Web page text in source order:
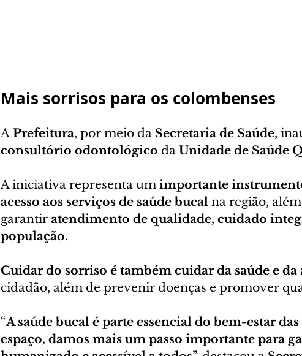
Mais sorrisos para os colombenses
A Prefeitura, por meio da Secretaria de Saúde,
consultório odontológico da Unidade de Saúde
A iniciativa representa um importante
acesso aos serviços de saúde bucal na região,
garantir atendimento de qualidade, cuidado
população.
Cuidar do sorriso é também cuidar da saúde e da
cidadão, além de prevenir doenças e promover
“A saúde bucal é parte essencial do bem-estar
espaço, damos mais um passo importante para